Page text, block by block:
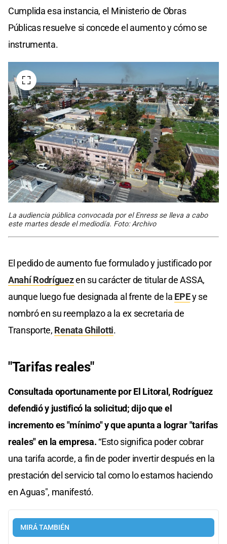
Cumplida esa instancia, el Ministerio de Obras
Públicas resuelve si concede el aumento y cómo se
instrumenta.
La audiencia pública convocada por el Enress se lleva a cabo
este martes desde el mediodía. Foto: Archivo
El pedido de aumento fue formulado y justificado por
Anahí Rodríguezen su carácter de titular de ASSA,
aunque luego fue designada al frente de la EPEy se
nombró en su reemplazo a la ex secretaria de
Transporte, Renata Ghilotti.
"Tarifas reales"
Consultada oportunamente por El Litoral, Rodríguez
defendió y justificó la solicitud; dijo que el
incremento es "mínimo" y que apunta a lograr "tarifas
reales" en la empresa. “Esto significa poder cobrar
una tarifa acorde, a fin de poder invertir después en la
prestación del servicio tal como lo estamos haciendo
en Aguas", manifestó.
MIRÁ TAMBIÉN